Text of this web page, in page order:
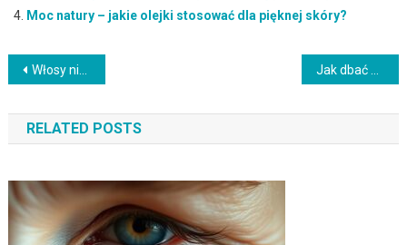
Moc natury – jakie olejki stosować dla pięknej skóry?
Nawigacja
wpisu
Włosy niskoporowate – jak je rozpoznać i właściwie pielęgnować?
RELATED POSTS